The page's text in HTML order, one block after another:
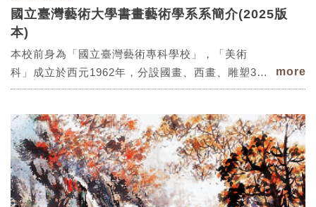
國立臺灣藝術大學書畫藝術學系系簡介(2025版
本)
本校前身為「國立臺灣藝術專科學校」，「美術
科」成立於西元1962年，分設國畫、西畫、雕塑3
組。1994年本校改制為「國立臺灣藝術學院」，美
2001年8月本校改名為「國立臺灣藝術大學」，成立
「美術學院」， 2002年8月美術學系國畫組奉准設
立「國立臺灣藝術大學美術學院書畫藝術學系」，
承自國立臺灣藝術專科學校美術科國畫組長期發展
而來，以前瞻性與宏觀辦學理念，朝獨特、民族、
more